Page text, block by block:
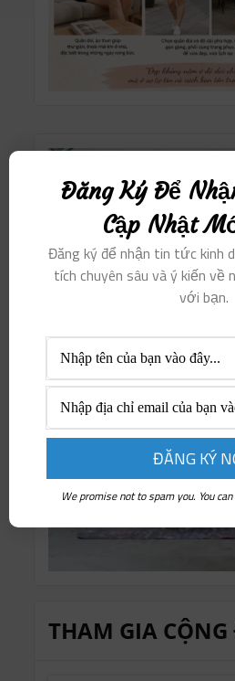
THAM GIA
Đăng Ký Để
Cập Nhật
Đăng ký để nhận tin tức kinh
tích chuyên sâu và ý kiến ​​về
với bạn.
We promise not to spam you. You